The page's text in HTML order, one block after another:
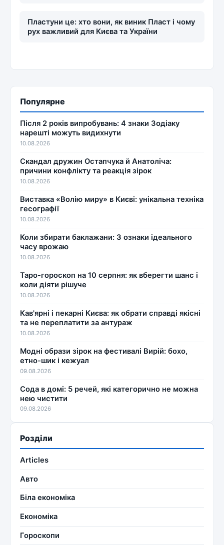
Пластуни це: хто вони, як виник Пласт і чому
рух важливий для Києва та України
Популярне
Після 2 років випробувань: 4 знаки Зодіаку
нарешті можуть видихнути
10.08.2026
Скандал дружин Остапчука й Анатоліча:
причини конфлікту та реакція зірок
10.08.2026
Виставка «Волію миру» в Києві: унікальна техніка
гесографії
10.08.2026
Коли збирати баклажани: 3 ознаки ідеального
часу врожаю
10.08.2026
Таро-гороскоп на 10 серпня: як вберегти шанс і
коли діяти рішуче
10.08.2026
Кав'ярні і пекарні Києва: як обрати справді якісні
та не переплатити за антураж
10.08.2026
Модні образи зірок на фестивалі Вирій: бохо,
етно-шик і кежуал
09.08.2026
Сода в домі: 5 речей, які категорично не можна
нею чистити
09.08.2026
Розділи
Articles
Авто
Біла економіка
Економіка
Гороскопи